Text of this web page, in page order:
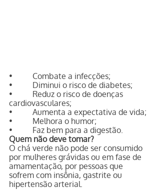
•          Combate a infecções;
•          Diminui o risco de diabetes;
•          Reduz o risco de doenças
cardiovasculares;
•          Aumenta a expectativa de vida;
•          Melhora o humor;
•          Faz bem para a digestão.
Quem não deve tomar?
O chá verde não pode ser consumido
por mulheres grávidas ou em fase de
amamentação, por pessoas que
sofrem com insônia, gastrite ou
hipertensão arterial.